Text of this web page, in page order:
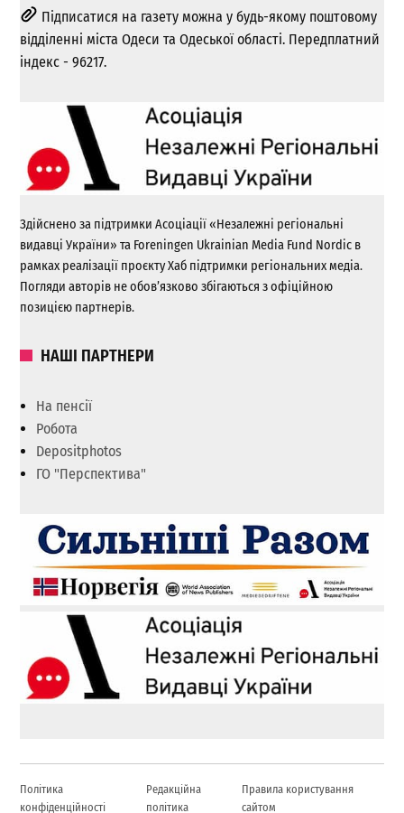
Підписатися на газету можна у будь-якому поштовому
відділенні міста Одеси та Одеської області. Передплатний
індекс - 96217.
Здійснено за підтримки Асоціації «Незалежні регіональні
видавці України» та Foreningen Ukrainian Media Fund Nordic в
рамках реалізації проєкту Хаб підтримки регіональних медіа.
Погляди авторів не обов’язково збігаються з офіційною
позицією партнерів.
НАШІ ПАРТНЕРИ
На пенсії
Робота
Depositphotos
ГО "Перспектива"
Політика
конфіденційності
Редакційна
політика
Правила користування
сайтом